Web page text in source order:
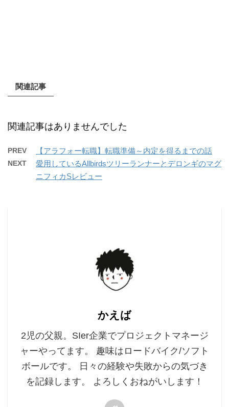
関連記事
関連記事はありませんでした
PREV 【アラフォー転職】転職準備～内定を得るまでの話
NEXT
愛用しているAllbirdsツリーランナーとデロンギのマグ
ニフィカSレビュー
かえば
2児の父親。SIer企業でプロジェクトマネージ
ャーやってます。 趣味はロードバイク/ソフト
ボールです。 日々の経験や失敗からの気づき
を記録します。 よろしくおねがいします！